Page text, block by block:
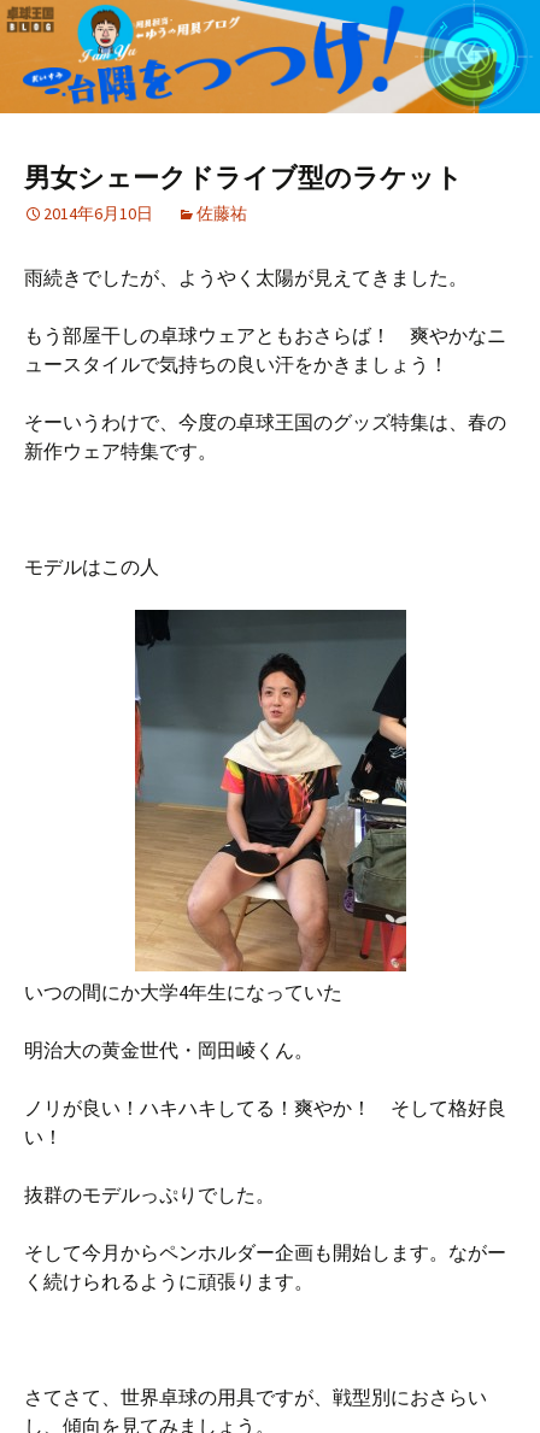
男女シェークドライブ型のラケット
2014年6月10日 佐藤祐
雨続きでしたが、ようやく太陽が見えてきました。
もう部屋干しの卓球ウェアともおさらば！ 爽やかなニ
ュースタイルで気持ちの良い汗をかきましょう！
そーいうわけで、今度の卓球王国のグッズ特集は、春の
新作ウェア特集です。
モデルはこの人
いつの間にか大学4年生になっていた
明治大の黄金世代・岡田崚くん。
ノリが良い！ハキハキしてる！爽やか！ そして格好良
い！
抜群のモデルっぷりでした。
そして今月からペンホルダー企画も開始します。ながー
く続けられるように頑張ります。
さてさて、世界卓球の用具ですが、戦型別におさらい
し、傾向を見てみましょう。